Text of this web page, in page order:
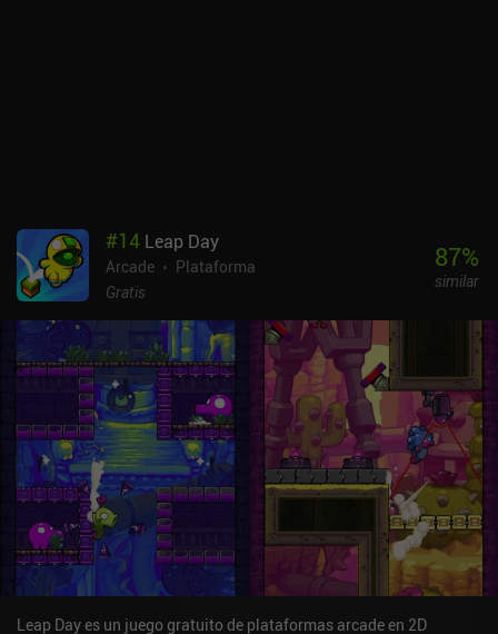
#14 Leap Day
Arcade
Plataforma
Gratis
87%
similar
Leap Day es un juego gratuito de plataformas arcade en 2D